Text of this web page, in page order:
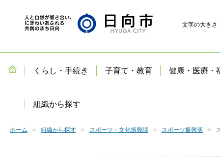
文字の大きさ
くらし・手続き 子育て・教育 健康・医療・
組織から探す
ホーム 組織から探す スポーツ・文化振興課 スポーツ振興係